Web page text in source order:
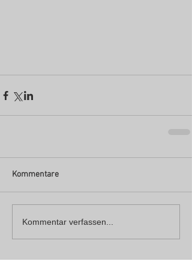
Kommentare
Kommentar verfassen...